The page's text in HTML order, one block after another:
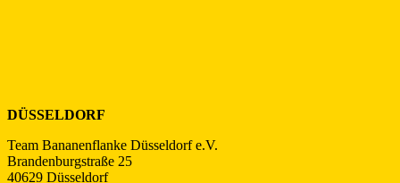
DÜSSELDORF
Team Bananenflanke Düsseldorf e.V.
Brandenburgstraße 25
40629 Düsseldorf